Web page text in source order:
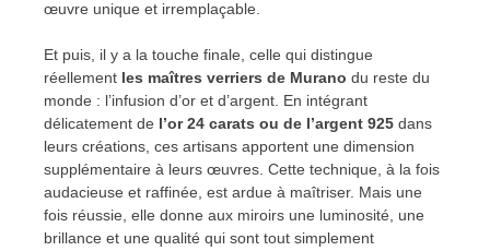
œuvre unique et irremplaçable.
Et puis, il y a la touche finale, celle qui distingue
réellement les maîtres verriers de Murano du reste du
monde : l’infusion d’or et d’argent. En intégrant
délicatement de l’or 24 carats ou de l’argent 925 dans
leurs créations, ces artisans apportent une dimension
supplémentaire à leurs œuvres. Cette technique, à la fois
audacieuse et raffinée, est ardue à maîtriser. Mais une
fois réussie, elle donne aux miroirs une luminosité, une
brillance et une qualité qui sont tout simplement